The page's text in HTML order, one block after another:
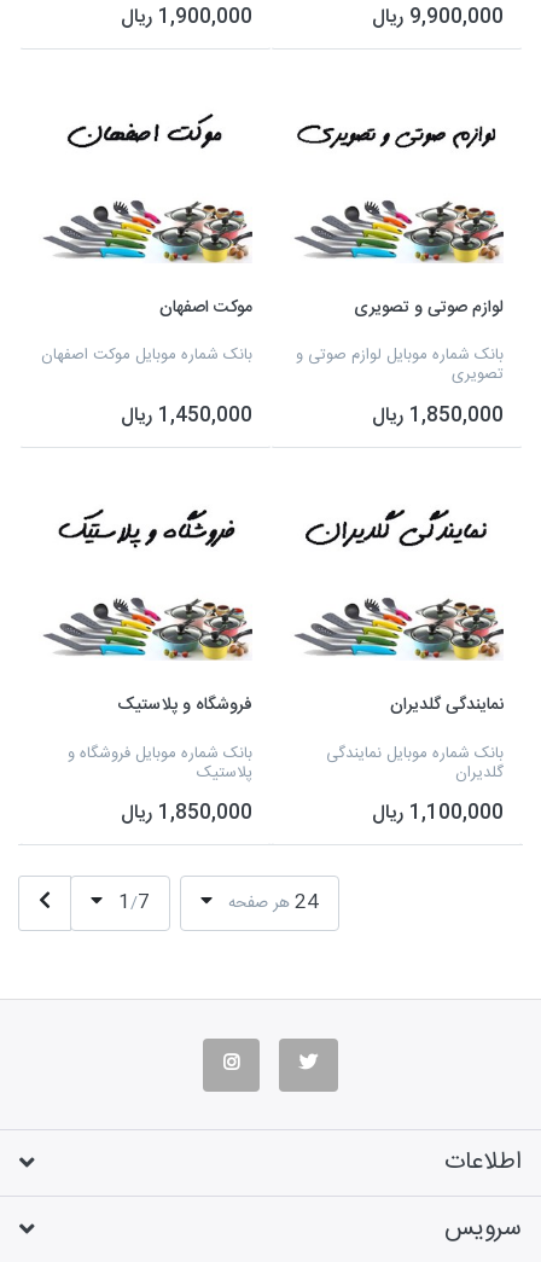
9,900,000 ریال 1,900,000 ریال
لوازم صوتی و تصویری
بانک شماره موبایل لوازم صوتی و
تصویری
1,850,000 ریال
موکت اصفهان
بانک شماره موبایل موکت اصفهان
1,450,000 ریال
نمایندگی گلدیران
بانک شماره موبایل نمایندگی
گلدیران
1,100,000 ریال
فروشگاه و پلاستیک
بانک شماره موبایل فروشگاه و
پلاستیک
1,850,000 ریال
24هر صفحه 1/7
اطلاعات
سرویس